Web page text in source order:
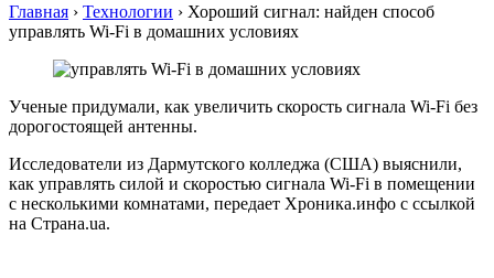
Главная › Технологии › Хороший сигнал: найден способ
управлять Wi-Fi в домашних условиях
Ученые придумали, как увеличить скорость сигнала Wi-Fi без
дорогостоящей антенны.
Исследователи из Дармутского колледжа (США) выяснили,
как управлять силой и скоростью сигнала Wi-Fi в помещении
с несколькими комнатами, передает Хроника.инфо с ссылкой
на Страна.ua.